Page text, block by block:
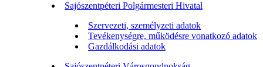
Sajószentpéteri Polgármesteri Hivatal
Szervezeti, személyzeti adatok
Tevékenységre, működésre vonatkozó adatok
Gazdálkodási adatok